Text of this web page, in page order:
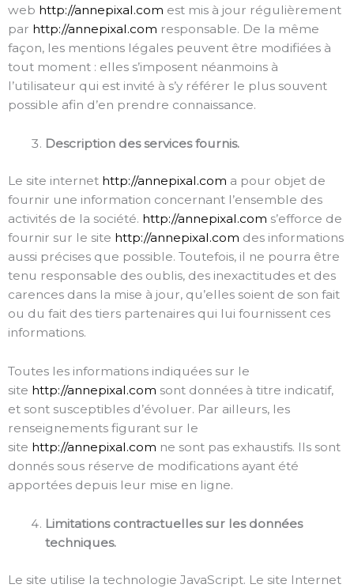
web http://annepixal.com est mis à jour régulièrement
par http://annepixal.com responsable. De la même
façon, les mentions légales peuvent être modifiées à
tout moment : elles s’imposent néanmoins à
l’utilisateur qui est invité à s’y référer le plus souvent
possible afin d’en prendre connaissance.
Description des services fournis.
Le site internet http://annepixal.com a pour objet de
fournir une information concernant l’ensemble des
activités de la société. http://annepixal.com s’efforce de
fournir sur le site http://annepixal.com des informations
aussi précises que possible. Toutefois, il ne pourra être
tenu responsable des oublis, des inexactitudes et des
carences dans la mise à jour, qu’elles soient de son fait
ou du fait des tiers partenaires qui lui fournissent ces
informations.
Toutes les informations indiquées sur le
site http://annepixal.com sont données à titre indicatif,
et sont susceptibles d’évoluer. Par ailleurs, les
renseignements figurant sur le
site http://annepixal.com ne sont pas exhaustifs. Ils sont
donnés sous réserve de modifications ayant été
apportées depuis leur mise en ligne.
Limitations contractuelles sur les données
techniques.
Le site utilise la technologie JavaScript. Le site Internet